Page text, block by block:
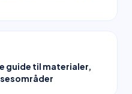
guide til materialer,